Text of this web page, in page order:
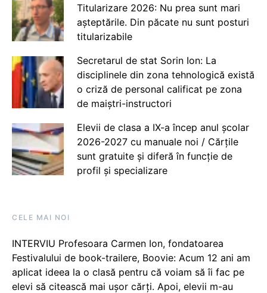
Titularizare 2026: Nu prea sunt mari
așteptările. Din păcate nu sunt posturi
titularizabile
Secretarul de stat Sorin Ion: La
disciplinele din zona tehnologică există
o criză de personal calificat pe zona
de maiștri-instructori
Elevii de clasa a IX-a încep anul școlar
2026-2027 cu manuale noi / Cărțile
sunt gratuite și diferă în funcție de
profil și specializare
CELE MAI NOI
INTERVIU Profesoara Carmen Ion, fondatoarea
Festivalului de book-trailere, Boovie: Acum 12 ani am
aplicat ideea la o clasă pentru că voiam să îi fac pe
elevi să citească mai ușor cărți. Apoi, elevii m-au